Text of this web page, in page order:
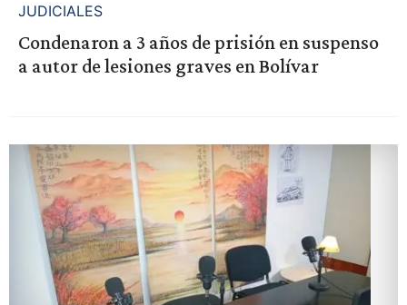
JUDICIALES
Condenaron a 3 años de prisión en suspenso
a autor de lesiones graves en Bolívar